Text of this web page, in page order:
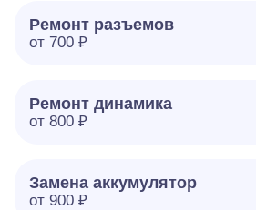
Ремонт разъемов
от 700 ₽
Ремонт динамика
от 800 ₽
Замена аккумулятор
от 900 ₽